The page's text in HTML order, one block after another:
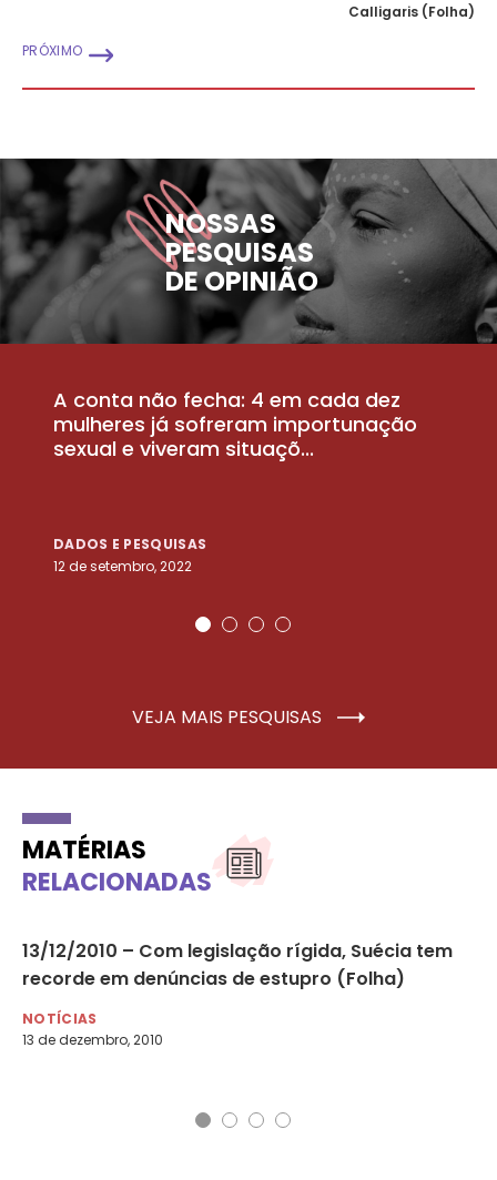
Calligaris (Folha)
PRÓXIMO
NOSSAS
PESQUISAS
DE OPINIÃO
A conta não fecha: 4 em cada dez
mulheres já sofreram importunação
sexual e viveram situaçõ...
DADOS E PESQUISAS
12 de setembro, 2022
VEJA MAIS PESQUISAS
MATÉRIAS
RELACIONADAS
13/12/2010 – Com legislação rígida, Suécia tem
recorde em denúncias de estupro (Folha)
NOTÍCIAS
13 de dezembro, 2010